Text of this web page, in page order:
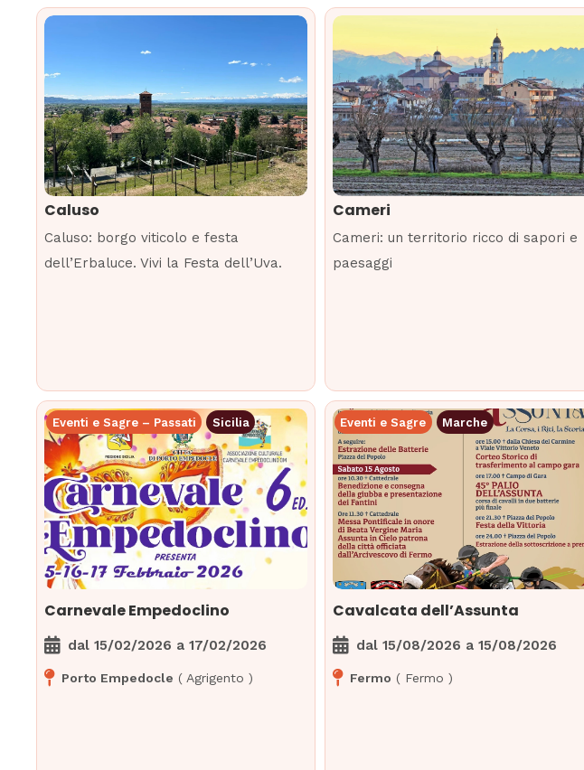
Caluso
Caluso: borgo viticolo e festa
dell’Erbaluce. Vivi la Festa dell’Uva.
Cameri
Cameri: un territorio ricco di sapori e
paesaggi
Eventi e Sagre – Passati Sicilia
Carnevale Empedoclino
dal 15/02/2026 a 17/02/2026
Porto Empedocle ( Agrigento )
Eventi e Sagre Marche
Cavalcata dell’Assunta
dal 15/08/2026 a 15/08/2026
Fermo ( Fermo )